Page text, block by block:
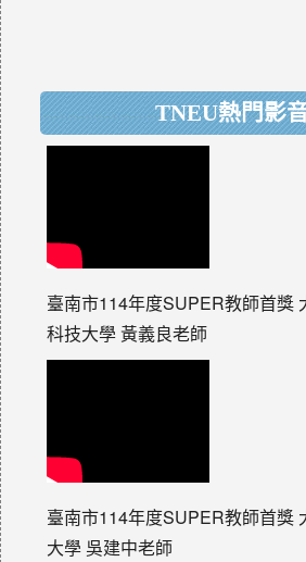
TNEU熱門影
臺南市114年度SUPER教師首獎
科技大學 黃義良老師
臺南市114年度SUPER教師首獎
大學 吳建中老師